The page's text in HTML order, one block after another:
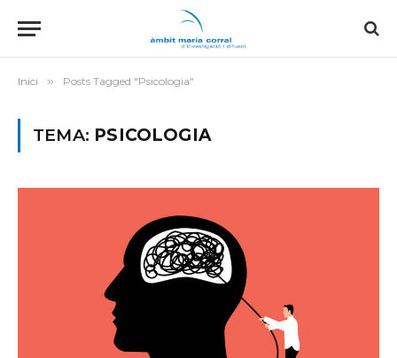
Inici » Posts Tagged "Psicologia"
TEMA: PSICOLOGIA